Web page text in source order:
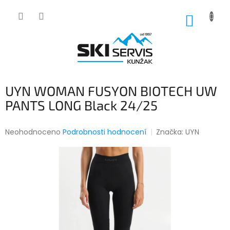
UYN WOMAN FUSYON BIOTECH UW
PANTS LONG Black 24/25
Průměrné
Neohodnoceno Podrobnosti hodnocení Značka:UYN